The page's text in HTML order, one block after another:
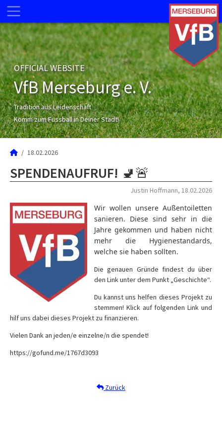
OFFICIAL WEBSITE
VfB Merseburg e. V.
Tradition aus Leidenschaft
Komm zum Fussball in Deiner Stadt!
18.02.2026
SPENDENAUFRUF! 🚽🚨
Justin Hoffmann, 18.02.2026
Wir wollen unsere Außentoiletten
sanieren. Diese sind sehr in die
Jahre gekommen und haben nicht
mehr die Hygienestandards,
welche sie haben sollten.
Die genauen Gründe findest du über
den Link unter dem Punkt „Geschichte“.
Du kannst uns helfen dieses Projekt zu
stemmen! Klick auf folgenden Link und
hilf uns dabei dieses Projekt zu finanzieren.
Vielen Dank an jeden/e einzelne/n die spendet!
https://gofund.me/1767d3093
Zurück